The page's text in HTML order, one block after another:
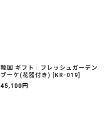
韓国 ギフト｜フレッシュガーデン
ブーケ(花器付き) [ KR-019]
45,100 円